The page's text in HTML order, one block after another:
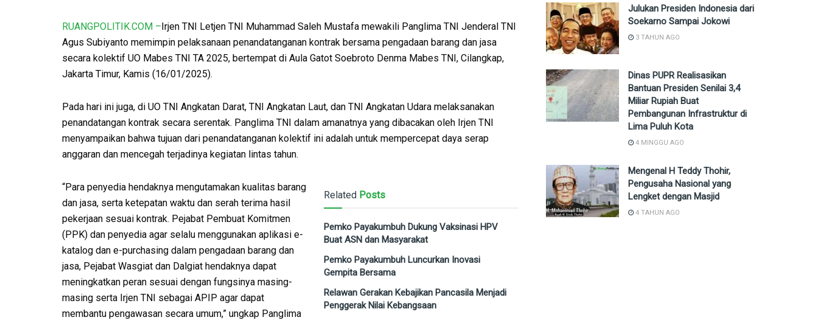
RUANGPOLITIK.COM –Irjen TNI Letjen TNI Muhammad Saleh Mustafa mewakili Panglima TNI Jenderal TNI
Agus Subiyanto memimpin pelaksanaan penandatanganan kontrak bersama pengadaan barang dan jasa
secara kolektif UO Mabes TNI TA 2025, bertempat di Aula Gatot Soebroto Denma Mabes TNI, Cilangkap,
Jakarta Timur, Kamis (16/01/2025).
Pada hari ini juga, di UO TNI Angkatan Darat, TNI Angkatan Laut, dan TNI Angkatan Udara melaksanakan
penandatangan kontrak secara serentak. Panglima TNI dalam amanatnya yang dibacakan oleh Irjen TNI
menyampaikan bahwa tujuan dari penandatanganan kolektif ini adalah untuk mempercepat daya serap
anggaran dan mencegah terjadinya kegiatan lintas tahun.
Related Posts
Pemko Payakumbuh Dukung Vaksinasi HPV
Buat ASN dan Masyarakat
Pemko Payakumbuh Luncurkan Inovasi
Gempita Bersama
Relawan Gerakan Kebajikan Pancasila Menjadi
Penggerak Nilai Kebangsaan
“Para penyedia hendaknya mengutamakan kualitas barang
dan jasa, serta ketepatan waktu dan serah terima hasil
pekerjaan sesuai kontrak. Pejabat Pembuat Komitmen
(PPK) dan penyedia agar selalu menggunakan aplikasi e-
katalog dan e-purchasing dalam pengadaan barang dan
jasa, Pejabat Wasgiat dan Dalgiat hendaknya dapat
meningkatkan peran sesuai dengan fungsinya masing-
masing serta Irjen TNI sebagai APIP agar dapat
membantu pengawasan secara umum,” ungkap Panglima
Julukan Presiden Indonesia dari
Soekarno Sampai Jokowi
3 TAHUN AGO
Dinas PUPR Realisasikan
Bantuan Presiden Senilai 3,4
Miliar Rupiah Buat
Pembangunan Infrastruktur di
Lima Puluh Kota
4 MINGGU AGO
Mengenal H Teddy Thohir,
Pengusaha Nasional yang
Lengket dengan Masjid
4 TAHUN AGO